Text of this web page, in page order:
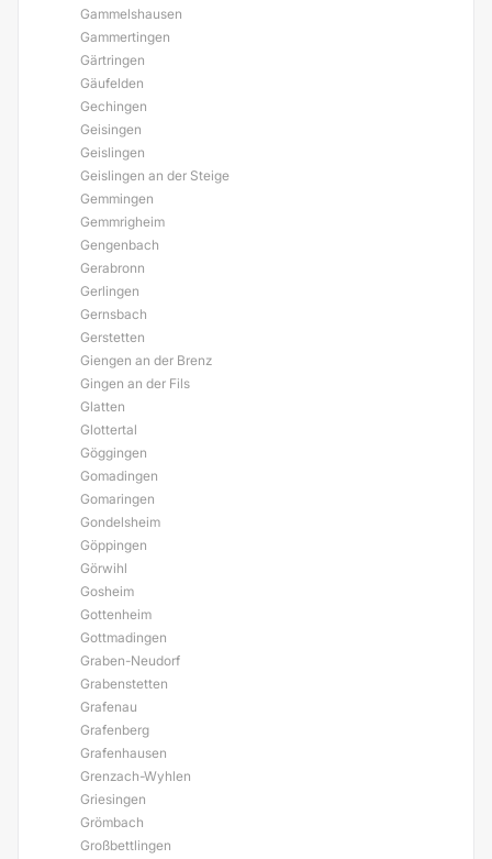
Gammelshausen
Gammertingen
Gärtringen
Gäufelden
Gechingen
Geisingen
Geislingen
Geislingen an der Steige
Gemmingen
Gemmrigheim
Gengenbach
Gerabronn
Gerlingen
Gernsbach
Gerstetten
Giengen an der Brenz
Gingen an der Fils
Glatten
Glottertal
Göggingen
Gomadingen
Gomaringen
Gondelsheim
Göppingen
Görwihl
Gosheim
Gottenheim
Gottmadingen
Graben-Neudorf
Grabenstetten
Grafenau
Grafenberg
Grafenhausen
Grenzach-Wyhlen
Griesingen
Grömbach
Großbettlingen